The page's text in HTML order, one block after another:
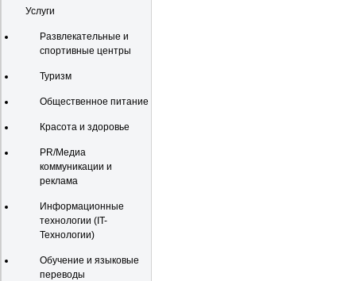
Услуги
Развлекательные и
спортивные центры
Туризм
Общественное питание
Красота и здоровье
PR/Медиа
коммуникации и
реклама
Информационные
технологии (IT-
Технологии)
Обучение и языковые
переводы